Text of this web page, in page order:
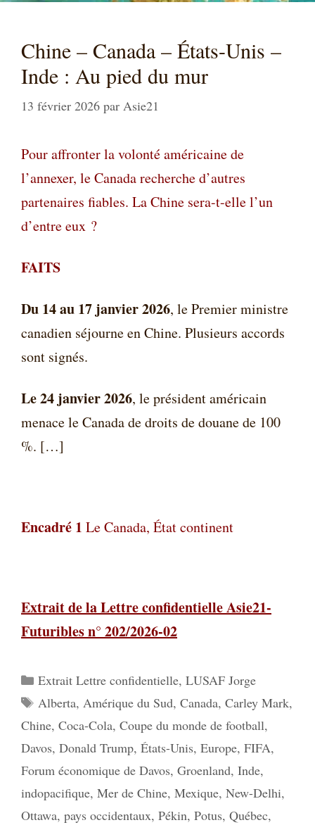
Chine – Canada – États-Unis –
Inde : Au pied du mur
13 février 2026 par Asie21
Pour affronter la volonté américaine de
l’annexer, le Canada recherche d’autres
partenaires fiables. La Chine sera-t-elle l’un
d’entre eux ?
FAITS
Du 14 au 17 janvier 2026, le Premier ministre
canadien séjourne en Chine. Plusieurs accords
sont signés.
Le 24 janvier 2026, le président américain
menace le Canada de droits de douane de 100
%. […]
Encadré 1 Le Canada, État continent
Extrait de la Lettre confidentielle Asie21-
Futuribles n° 202/2026-02
Catégories
Extrait Lettre confidentielle, LUSAF Jorge
Étiquettes
Alberta, Amérique du Sud, Canada, Carley Mark,
Chine, Coca-Cola, Coupe du monde de football,
Davos, Donald Trump, États-Unis, Europe, FIFA,
Forum économique de Davos, Groenland, Inde,
indopacifique, Mer de Chine, Mexique, New-Delhi,
Ottawa, pays occidentaux, Pékin, Potus, Québec,